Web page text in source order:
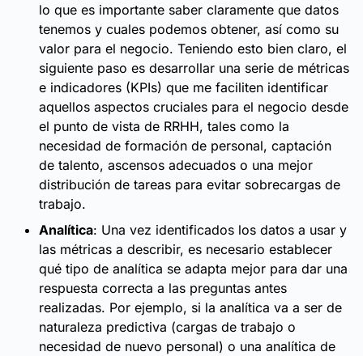
lo que es importante saber claramente que datos
tenemos y cuales podemos obtener, así como su
valor para el negocio. Teniendo esto bien claro, el
siguiente paso es desarrollar una serie de métricas
e indicadores (KPIs) que me faciliten identificar
aquellos aspectos cruciales para el negocio desde
el punto de vista de RRHH, tales como la
necesidad de formación de personal, captación
de talento, ascensos adecuados o una mejor
distribución de tareas para evitar sobrecargas de
trabajo.
Analítica: Una vez identificados los datos a usar y
las métricas a describir, es necesario establecer
qué tipo de analítica se adapta mejor para dar una
respuesta correcta a las preguntas antes
realizadas. Por ejemplo, si la analítica va a ser de
naturaleza predictiva (cargas de trabajo o
necesidad de nuevo personal) o una analítica de